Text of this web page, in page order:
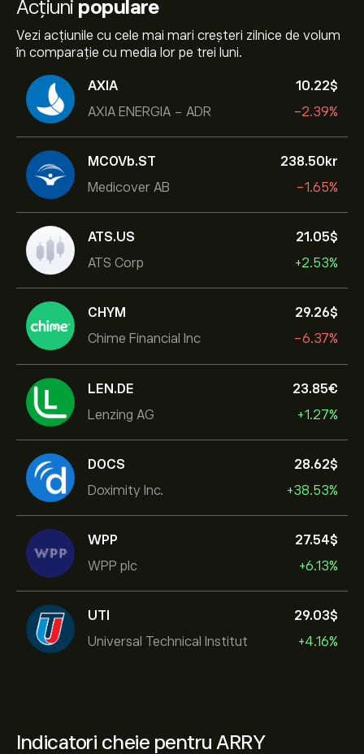
Acțiuni populare
Vezi acțiunile cu cele mai mari creșteri zilnice de volum
în comparație cu media lor pe trei luni.
AXIA
AXIA ENERGIA - ADR
10.22‎$‎
-2.39%
MCOVb.ST
Medicover AB
238.50‎kr‎
-1.65%
ATS.US
ATS Corp
21.05‎$‎
+2.53%
CHYM
Chime Financial Inc
29.26‎$‎
-6.37%
LEN.DE
Lenzing AG
23.85‎€‎
+1.27%
DOCS
Doximity Inc.
28.62‎$‎
+38.53%
WPP
WPP plc
27.54‎$‎
+6.13%
UTI
Universal Technical Institut
29.03‎$‎
+4.16%
Indicatori cheie pentru ARRY